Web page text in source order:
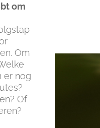
om
Om
er nog
Of